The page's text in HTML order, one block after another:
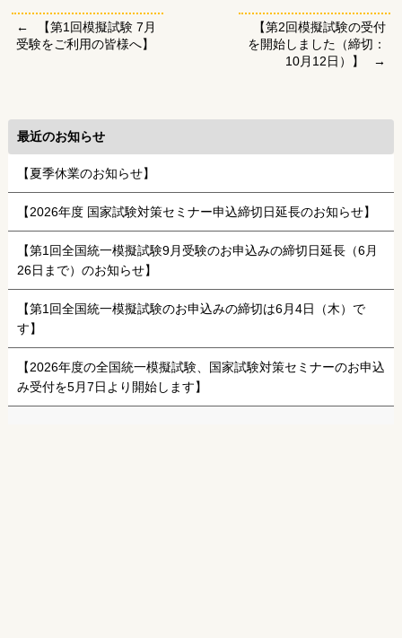
【第1回模擬試験 7月
受験をご利用の皆様へ】
【第2回模擬試験の受付
を開始しました（締切：
10月12日）】
最近のお知らせ
【夏季休業のお知らせ】
【2026年度 国家試験対策セミナー申込締切日延長のお知らせ】
【第1回全国統一模擬試験9月受験のお申込みの締切日延長（6月
26日まで）のお知らせ】
【第1回全国統一模擬試験のお申込みの締切は6月4日（木）で
す】
【2026年度の全国統一模擬試験、国家試験対策セミナーのお申込
み受付を5月7日より開始します】